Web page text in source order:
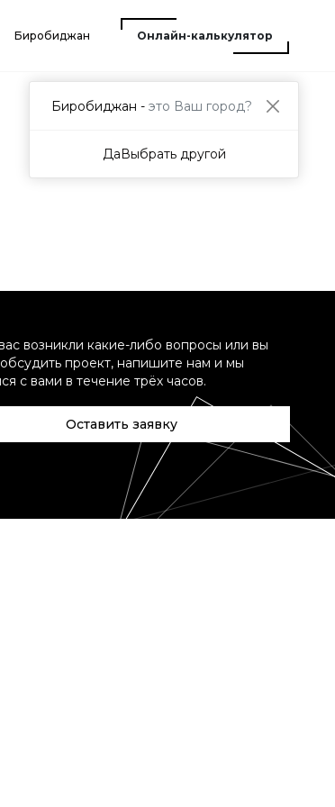
Биробиджан Онлайн-калькулятор
возникли какие-либо вопросы или вы
обсудить проект, напишите нам и мы
с вами в течение трёх часов.
Оставить заявку
Биробиджан - это Ваш город?
ДаВыбрать другой